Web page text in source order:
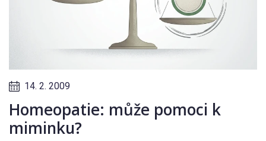
14. 2. 2009
Homeopatie: může pomoci k
miminku?